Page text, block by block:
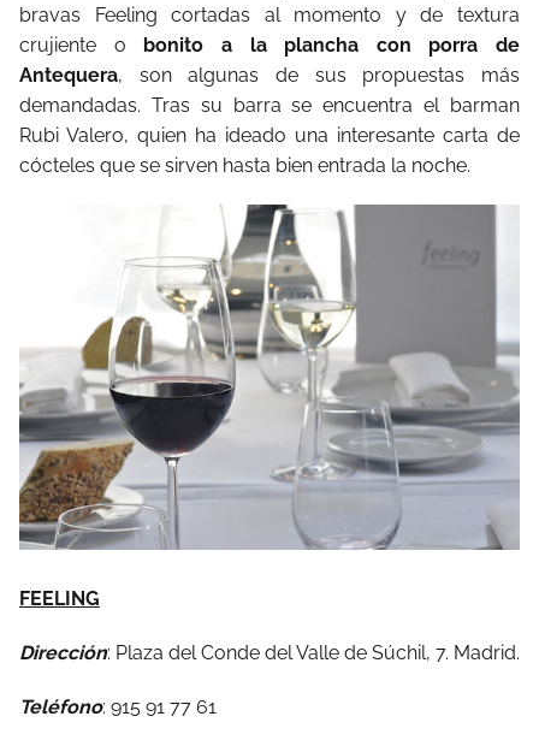
bravas Feeling cortadas al momento y de textura
crujiente o bonito a la plancha con porra de
Antequera, son algunas de sus propuestas más
demandadas. Tras su barra se encuentra el barman
Rubi Valero, quien ha ideado una interesante carta de
cócteles que se sirven hasta bien entrada la noche.
FEELING
Dirección: Plaza del Conde del Valle de Súchil, 7. Madrid.
Teléfono: 915 91 77 61